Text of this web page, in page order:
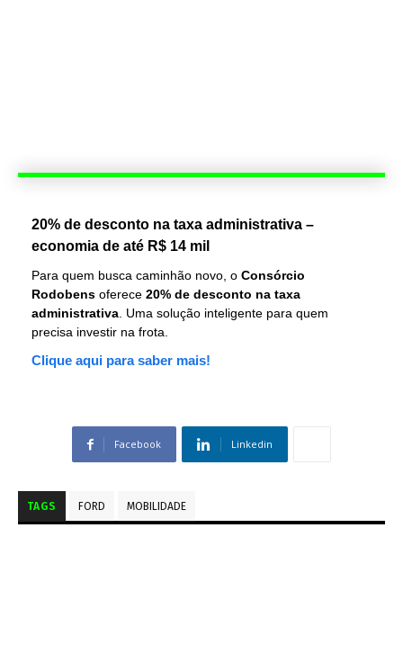
20% de desconto na taxa administrativa –
economia de até R$ 14 mil
Para quem busca caminhão novo, o Consórcio
Rodobens oferece 20% de desconto na taxa
administrativa . Uma solução inteligente para quem
precisa investir na frota.
Clique aqui para saber mais!
Facebook Linkedin
TAGS FORD MOBILIDADE